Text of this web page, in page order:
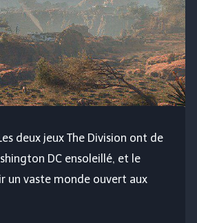
deux jeux The Division ont de
DC ensoleillé, et le
un vaste monde ouvert aux